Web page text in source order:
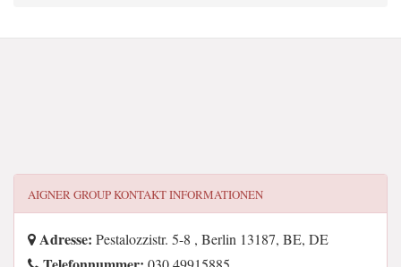
AIGNER GROUPKONTAKT INFORMATIONEN
Adresse: Pestalozzistr. 5-8 , Berlin 13187, BE, DE